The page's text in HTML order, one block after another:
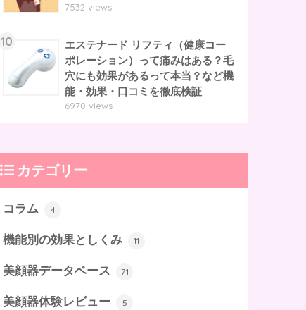
7532 views
10
エステナード リフティ（健康コー
ポレーション）って痛みはある？毛
穴にも効果があるって本当？など機
能・効果・口コミを徹底検証
6970 views
カテゴリー
コラム 4
機能別の効果としくみ 11
美顔器データベース 71
美顔器体験レビュー 5